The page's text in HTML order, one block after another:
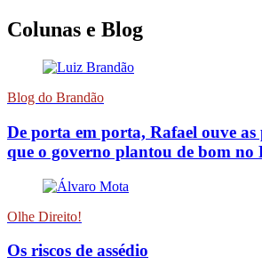
Colunas e Blog
Blog do Brandão
De porta em porta, Rafael ouve as
que o governo plantou de bom no
Olhe Direito!
Os riscos de assédio